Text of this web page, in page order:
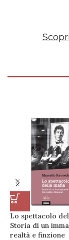
Lo spettacolo
Storia di un
realtà e finzione